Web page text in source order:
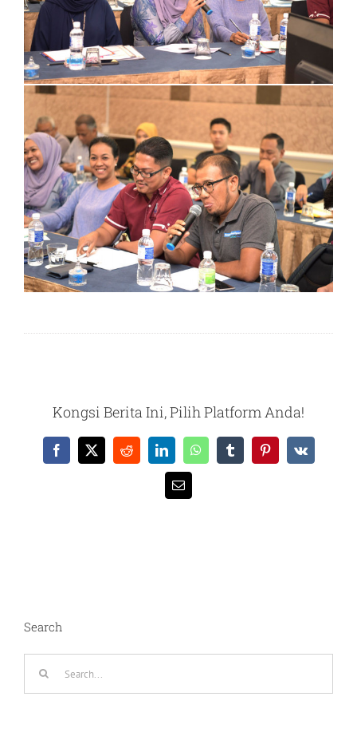
Kongsi Berita Ini, Pilih Platform Anda!
Facebook
X RedditLinkedInWhatsAppTumblrPinterest
Vk
Email
Search